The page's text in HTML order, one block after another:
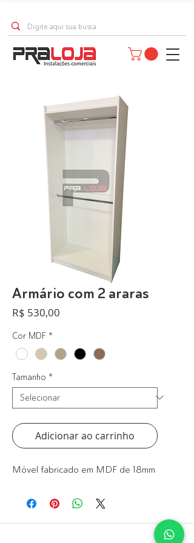
Armário com 2 araras
R$ 530,00
Cor MDF *
Tamanho *
Adicionar ao carrinho
Móvel fabricado em MDF de 18mm